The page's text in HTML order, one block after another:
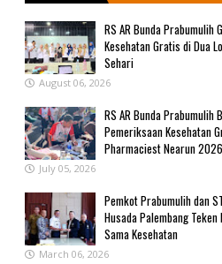
RS AR Bunda Prabumulih
Kesehatan Gratis di Dua
Sehari
August 06, 2026
RS AR Bunda Prabumulih
Pemeriksaan Kesehatan
Pharmaciest Nearun 2026
July 05, 2026
Pemkot Prabumulih dan
Husada Palembang Teken
Sama Kesehatan
March 06, 2026